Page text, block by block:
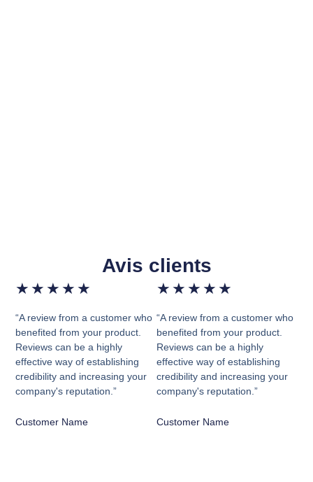
Avis clients
★ ★ ★ ★ ★
“A review from a customer who
benefited from your product.
Reviews can be a highly
effective way of establishing
credibility and increasing your
company's reputation.”
Customer Name
★ ★ ★ ★ ★
“A review from a customer who
benefited from your product.
Reviews can be a highly
effective way of establishing
credibility and increasing your
company's reputation.”
Customer Name